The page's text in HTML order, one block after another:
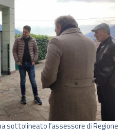
sottolineato l’assessore di Regione